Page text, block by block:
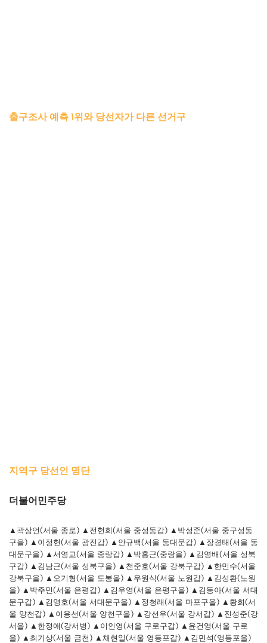
출구조사 예측 1위와 당선자가 다른 선거구
지역구 당선인 명단
더불어민주당
▲곽상언(서울 종로) ▲전현희(서울 중성동갑) ▲박성준(서울 중구성동
구을) ▲이정헌(서울 광진갑) ▲안규백(서울 동대문갑) ▲장경태(서울 동
대문구을) ▲서영교(서울 중랑갑) ▲박홍근(중랑을) ▲김영배(서울 성북
구갑) ▲김남근(서울 성북구을) ▲천준호(서울 강북구갑) ▲한민수(서울
강북구을) ▲오기형(서울 도봉을) ▲우원식(서울 노원갑) ▲김성환(노원
을) ▲박주민(서울 은평갑) ▲김우영(서울 은평구을) ▲김동아(서울 서대
문구갑) ▲김영호(서울 서대문구을) ▲정청래(서울 마포구을) ▲황희(서
울 양천갑) ▲이용선(서울 양천구을) ▲강선우(서울 강서갑) ▲진성준(강
서을) ▲한정애(강서병) ▲이인영(서울 구로구갑) ▲윤건영(서울 구로
을) ▲최기상(서울 금천) ▲채현일(서울 영등포갑) ▲김민석(영등포을)